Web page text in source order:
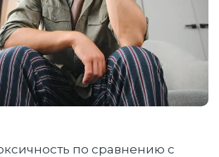
по сравнению с